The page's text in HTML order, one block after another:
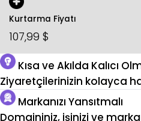
Kurtarma Fiyatı
107,99 $
Kısa ve Akılda Kalıcı
Ziyaretçilerinizin kolayca
Markanızı Yansıtmalı
Domaininiz, işinizi ve